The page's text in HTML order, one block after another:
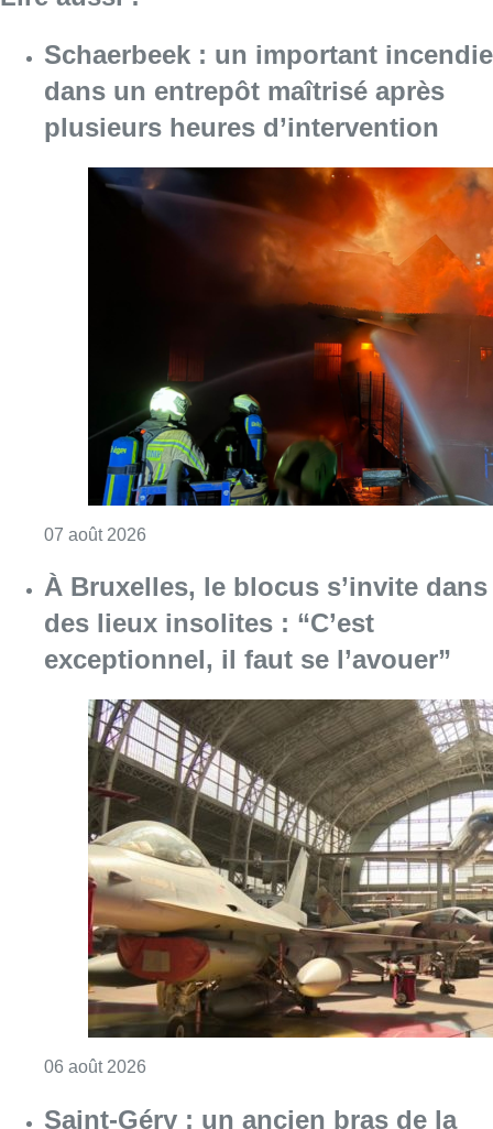
Consulter l'article "Schaerbeek : un
À Bruxelles, le blocus s’invite dans
des lieux insolites : “C’est
exceptionnel, il faut se l’avouer”
06 août 2026Consulter l'article "À Bruxelles, le blocus
Saint-Géry : un ancien bras de la
Senne et une ancienne brasserie
classés au patrimoine bruxellois